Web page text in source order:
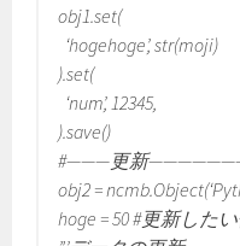
obj1.set(
‘hogehoge’, str(moji)
).set(
‘num’, 12345,
).save()
#———更新
obj2 =
hoge = 50 #更新した